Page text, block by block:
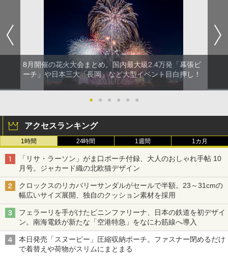
8月開催の花火大会まとめ。国内最大級2.4万発「幕張ビ
ーチ」や日本三大「長岡」など大型イベント目白押し！
● ● ● ● ● ●
アクセスランキング
1時間 24時間 1週間 1カ月
「リサ・ラーソン」がま口ポーチ付録、大人のおしゃれ手帖 10
月号。ジャカード織の北欧猫デザイン
クロックスのリカバリーサンダルがセールで半額。23～31cmの
幅広いサイズ展開、独自のクッション素材を採用
フェラーリを手がけたピニンファリーナ、日本の鉄道を初デザイ
ン。南海電鉄が新たな「空港特急」をなにわ筋線へ導入
本日発売「スヌーピー」圧縮収納ポーチ。ファスナー閉めるだけ
で着替えや荷物がスリムにまとまる